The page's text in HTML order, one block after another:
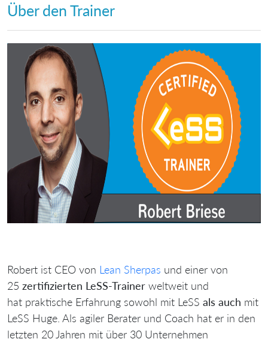
Über den Trainer
Robert ist CEO von Lean Sherpas und einer von
25 zertifizierten LeSS-Trainer weltweit und
hat praktische Erfahrung sowohl mit LeSS als auch mit
LeSS Huge. Als agiler Berater und Coach hat er in den
letzten 20 Jahren mit über 30 Unternehmen